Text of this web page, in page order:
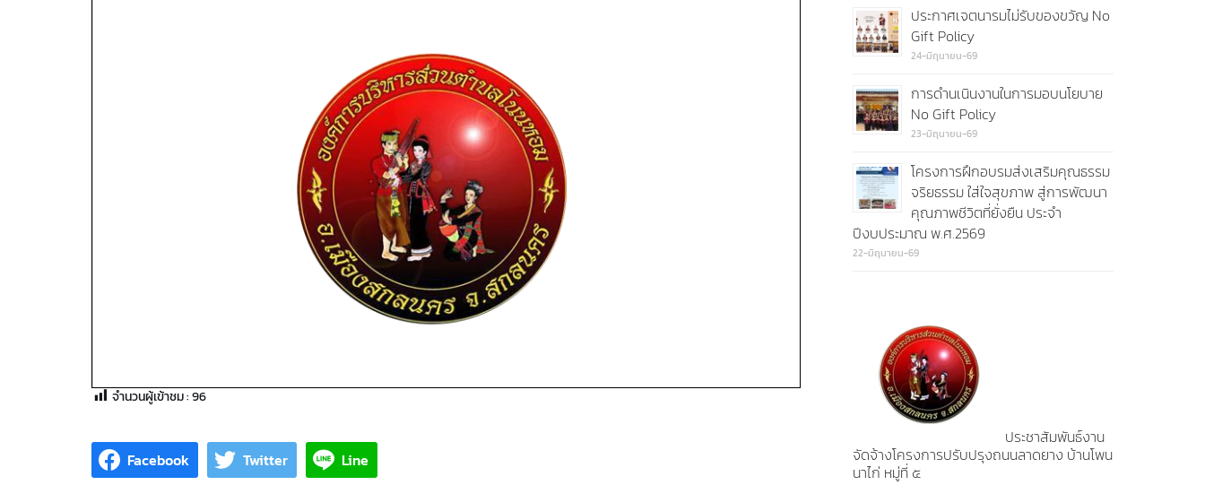
จำนวนผู้เข้าชม :96
Facebook Twitter Line
ประกาศเจตนารมไม่รับของขวัญ No
Gift Policy
24-มิถุนายน-69
การดำนเนินงานในการมอบนโยบาย
No Gift Policy
23-มิถุนายน-69
โครงการฝึกอบรมส่งเสริมคุณธรรม
จริยธรรม ใส่ใจสุขภาพ สู่การพัฒนา
คุณภาพชีวิตที่ยั่งยืน ประจำ
ปีงบประมาณ พ.ศ.2569
22-มิถุนายน-69
ประชาสัมพันธ์งาน
จัดจ้างโครงการปรับปรุงถนนลาดยาง บ้านโพน
นาไก่ หมู่ที่ ๕